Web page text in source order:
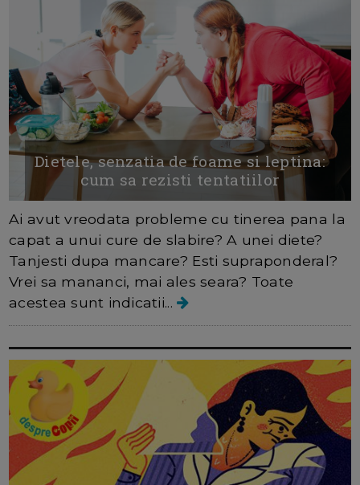
Dietele, senzatia de foame si leptina:
cum sa rezisti tentatiilor
Ai avut vreodata probleme cu tinerea pana la
capat a unui cure de slabire? A unei diete?
Tanjesti dupa mancare? Esti supraponderal?
Vrei sa mananci, mai ales seara? Toate
acestea sunt indicatii...